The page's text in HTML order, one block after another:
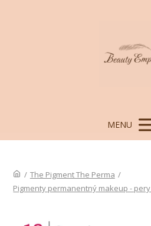
MENU
/ The Pigment The Perma /
Pigmenty permanentný makeup - pery